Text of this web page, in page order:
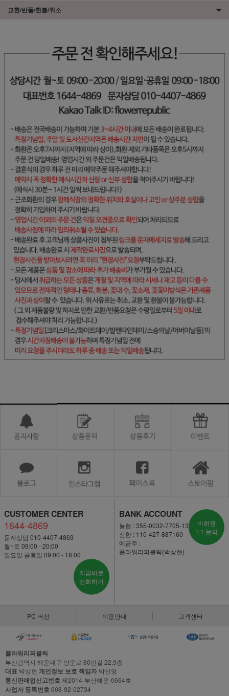
교환/반품/환불/취소
CUSTOMER CENTER
1644-4869
문자상담 010-4407-4869
월~토 09:00 - 20:00
일요일·공휴일 09:00 - 18:00
지금바로
전화하기
BANK ACCOUNT
농협 : 355-0032-7705-13
신한 : 110-427-887160
예금주 :
플라워리퍼블릭(박상현)
비회원
1:1 문의
PC 버전 이용안내 고객센터
플라워리퍼블릭
부산광역시 해운대구 양운로 80번길 22,9층
대표 박상현 개인정보 보호 책임자 박신영
통신판매업신고번호제2014-부산해운-0664호
사업자 등록번호608-92-02734